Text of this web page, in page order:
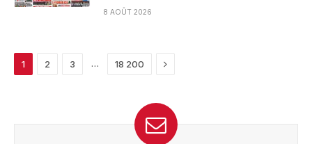
8 AOÛT 2026
1 2 3 … 18 200 Next